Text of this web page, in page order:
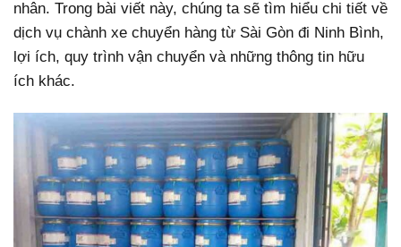
nhân. Trong bài viết này, chúng ta sẽ tìm hiểu chi tiết về
dịch vụ chành xe chuyển hàng từ Sài Gòn đi Ninh Bình,
lợi ích, quy trình vận chuyển và những thông tin hữu
ích khác.